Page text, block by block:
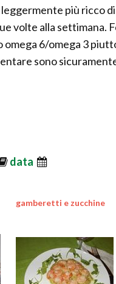
più ricco
volte alla settimana.
6/omega 3
sono
data
gamberetti e zucchine